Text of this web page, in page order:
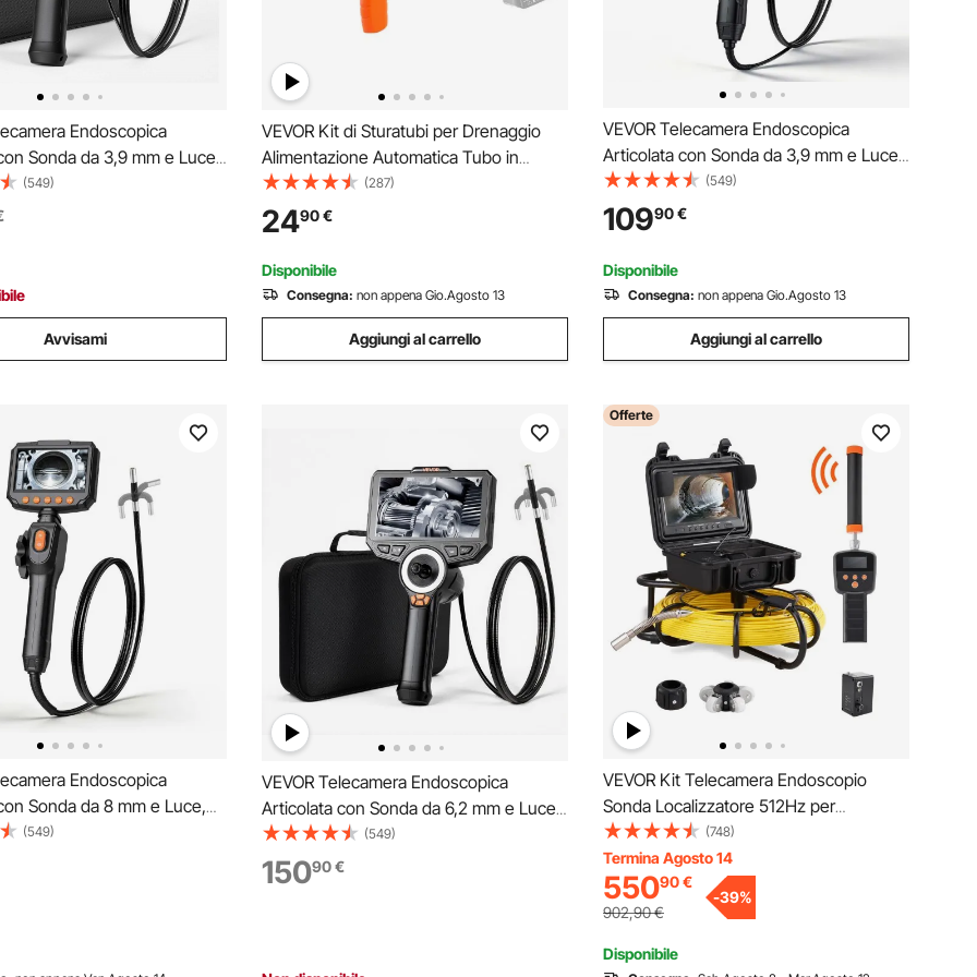
Endoscopica
Sonda da 3,9 mm e Luce,
360° in 4 Direzioni,
HD da 6'', Zoom 8x,
mAh, Cavo
(549)
Avvisami
VEVOR Kit di Sturatubi per Drenaggio
Alimentazione Automatica Tubo in
Acciaio 76,2cm Diametro 6,3mm
Modalità Doppia Compatibile con
Trapano, Pulitore di Scarico Drenaggio
Sturatubi Manuale / Elettrico
(287)
2490€
Disponibile
Consegna: non appena Gio.Agosto 13
Aggiungi al carrello
VEVOR Telecamera Endoscopica
Articolata con Sonda da 3,9 mm e Luce,
Endoscopio Bidirezionale, Schermo IPS
HD da 4,3'', Zoom 8x, Cavo Flessibile da
1,5 m Impermeabile IP67, per Settore
Auto e Idraulica
(549)
10990€
Disponibile
Consegna: non appena Gio.Agosto 13
Aggiungi al carrello
Endoscopica
Sonda da 8 mm e Luce,
Bidirezionale, Schermo IPS
Zoom 8x, Cavo Flessibile da
IP67, per Ispezione
(549)
VEVOR Telecamera Endoscopica
Articolata con Sonda da 6,2 mm e Luce,
Rotazione a 360° in 4 Direzioni,
Schermo IPS HD da 6'', Zoom 8x,
Batteria da 7000 mAh, Cavo IP67 da 1,5
(549)
15090€
Offerte
VEVOR Kit Telecamera Endoscopio
Sonda Localizzatore 512Hz per
Ispezione di Fognatura Schermo LCD
Colorata 9 Pollici Cavo 91,5 m,
Telecamera Ispezione Sonda Portatile
per Tubi Angolazione Visiva 130°
(748)
Termina Agosto 14
55090€
902,90€
-39%
Disponibile